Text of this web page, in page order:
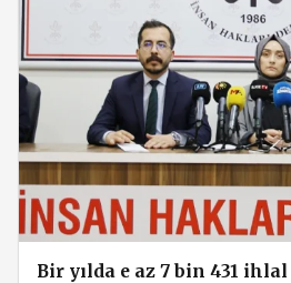
Bir yılda e az 7 bin 431 ihlal